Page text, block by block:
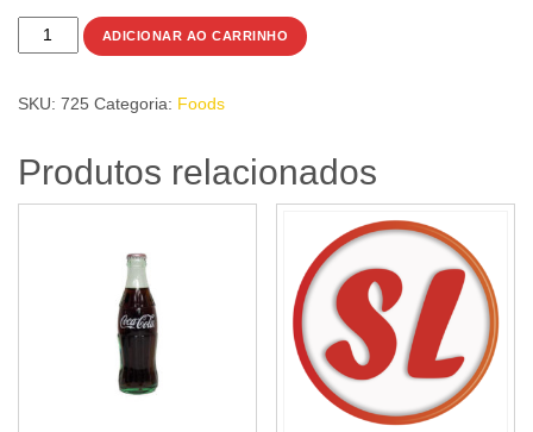
PASTEL
CARNE
ADICIONAR AO CARRINHO
SKU: 725 Categoria: Foods
Produtos relacionados